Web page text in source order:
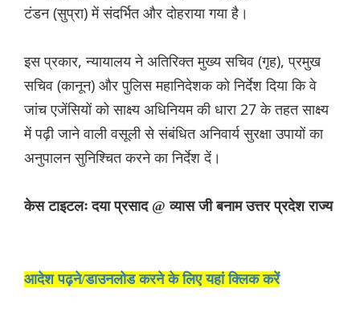
टंडन (सुप्रा) में संदर्भित और दोहराया गया है।
इस प्रकार, न्यायालय ने अतिरिक्त मुख्य सचिव (गृह), प्रमुख
सचिव (कानून) और पुलिस महानिदेशक को निर्देश दिया कि वे
जांच एजेंसियों को साक्ष्य अधिनियम की धारा 27 के तहत साक्ष्य
में पढ़ी जाने वाली वसूली से संबंधित अनिवार्य सुरक्षा उपायों का
अनुपालन सुनिश्चित करने का निर्देश दें।
केस टाइटलः दया प्रसाद @ व्यास जी बनाम उत्तर प्रदेश राज्य
आदेश पढ़ने/डाउनलोड करने के लिए यहां क्लिक करें